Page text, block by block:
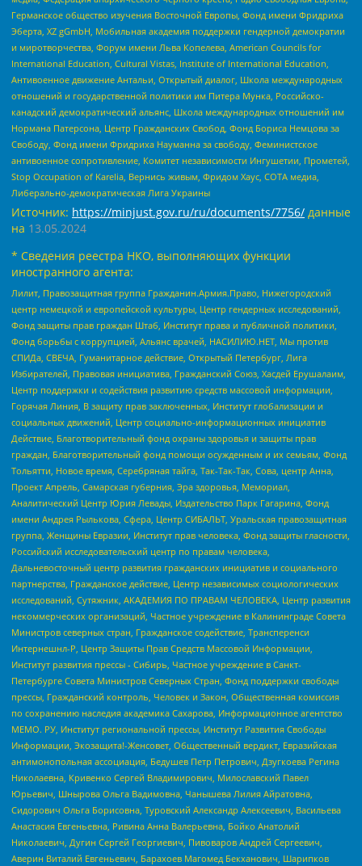
Германское общество изучения Восточной Европы, Фонд имени Фридриха
Эберта, XZ gGmbH, Мобильная академия поддержки гендерной демократии
и миротворчества, Форум имени Льва Копелева, American Councils for
International Education, Cultural Vistas, Institute of International Education,
Антивоенное движение Антальи, Открытый диалог, Школа международных
отношений и государственной политики им Питера Мунка, Российско-
канадский демократический альянс, Школа международных отношений им
Нормана Патерсона, Центр Гражданских Свобод, Фонд Бориса Немцова за
Свободу, Фонд имени Фридриха Науманна за свободу, Феминистское
антивоенное сопротивление, Комитет независимости Ингушетии, Прометей,
Stop Occupation of Karelia, Вернись живым, Фридом Хаус, СОТА медиа,
Либерально-демократическая Лига Украины
Источник: https://minjust.gov.ru/ru/documents/7756/ данные
на 13.05.2024
* Сведения реестра НКО, выполняющих функции
иностранного агента:
Лилит, Правозащитная группа Гражданин.Армия.Право, Нижегородский
центр немецкой и европейской культуры, Центр гендерных исследований,
Фонд защиты прав граждан Штаб, Институт права и публичной политики,
Фонд борьбы с коррупцией, Альянс врачей, НАСИЛИЮ.НЕТ, Мы против
СПИДа, СВЕЧА, Гуманитарное действие, Открытый Петербург, Лига
Избирателей, Правовая инициатива, Гражданский Союз, Хасдей Ерушалаим,
Центр поддержки и содействия развитию средств массовой информации,
Горячая Линия, В защиту прав заключенных, Институт глобализации и
социальных движений, Центр социально-информационных инициатив
Действие, Благотворительный фонд охраны здоровья и защиты прав
граждан, Благотворительный фонд помощи осужденным и их семьям, Фонд
Тольятти, Новое время, Серебряная тайга, Так-Так-Так, Сова, центр Анна,
Проект Апрель, Самарская губерния, Эра здоровья, Мемориал,
Аналитический Центр Юрия Левады, Издательство Парк Гагарина, Фонд
имени Андрея Рылькова, Сфера, Центр СИБАЛЬТ, Уральская правозащитная
группа, Женщины Евразии, Институт прав человека, Фонд защиты гласности,
Российский исследовательский центр по правам человека,
Дальневосточный центр развития гражданских инициатив и социального
партнерства, Гражданское действие, Центр независимых социологических
исследований, Сутяжник, АКАДЕМИЯ ПО ПРАВАМ ЧЕЛОВЕКА, Центр развития
некоммерческих организаций, Частное учреждение в Калининграде Совета
Министров северных стран, Гражданское содействие, Трансперенси
Интернешнл-Р, Центр Защиты Прав Средств Массовой Информации,
Институт развития прессы - Сибирь, Частное учреждение в Санкт-
Петербурге Совета Министров Северных Стран, Фонд поддержки свободы
прессы, Гражданский контроль, Человек и Закон, Общественная комиссия
по сохранению наследия академика Сахарова, Информационное агентство
МЕМО. РУ, Институт региональной прессы, Институт Развития Свободы
Информации, Экозащита!-Женсовет, Общественный вердикт, Евразийская
антимонопольная ассоциация, Бедушев Петр Петрович, Дзугкоева Регина
Николаевна, Кривенко Сергей Владимирович, Милославский Павел
Юрьевич, Шнырова Ольга Вадимовна, Чанышева Лилия Айратовна,
Сидорович Ольга Борисовна, Туровский Александр Алексеевич, Васильева
Анастасия Евгеньевна, Ривина Анна Валерьевна, Бойко Анатолий
Николаевич, Дугин Сергей Георгиевич, Пивоваров Андрей Сергеевич,
Аверин Виталий Евгеньевич, Барахоев Магомед Бекханович, Шарипков